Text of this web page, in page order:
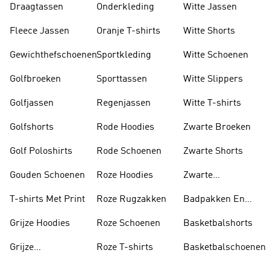
Draagtassen
Fleece Jassen
Gewichthefschoenen
Golfbroeken
Golfjassen
Golfshorts
Golf Poloshirts
Gouden Schoenen
T-shirts Met Print
Grijze Hoodies
Grijze
Onderkleding
Oranje T-shirts
Sportkleding
Sporttassen
Regenjassen
Rode Hoodies
Rode Schoenen
Roze Hoodies
Roze Rugzakken
Roze Schoenen
Roze T-shirts
Witte Jassen
Witte Shorts
Witte Schoenen
Witte Slippers
Witte T-shirts
Zwarte Broeken
Zwarte Shorts
Zwarte
Badpakken En
Basketbalshorts
Basketbalschoenen